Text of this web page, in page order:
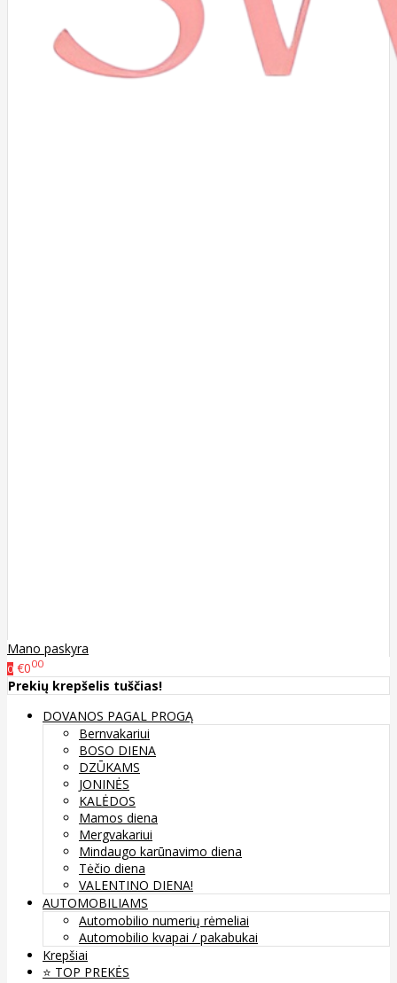
Mano paskyra
0 €000
Prekių krepšelis tuščias!
DOVANOS PAGAL PROGĄ
Bernvakariui
BOSO DIENA
DZŪKAMS
JONINĖS
KALĖDOS
Mamos diena
Mergvakariui
Mindaugo karūnavimo diena
Tėčio diena
VALENTINO DIENA!
AUTOMOBILIAMS
Automobilio numerių rėmeliai
Automobilio kvapai / pakabukai
Krepšiai
⭐️ TOP PREKĖS